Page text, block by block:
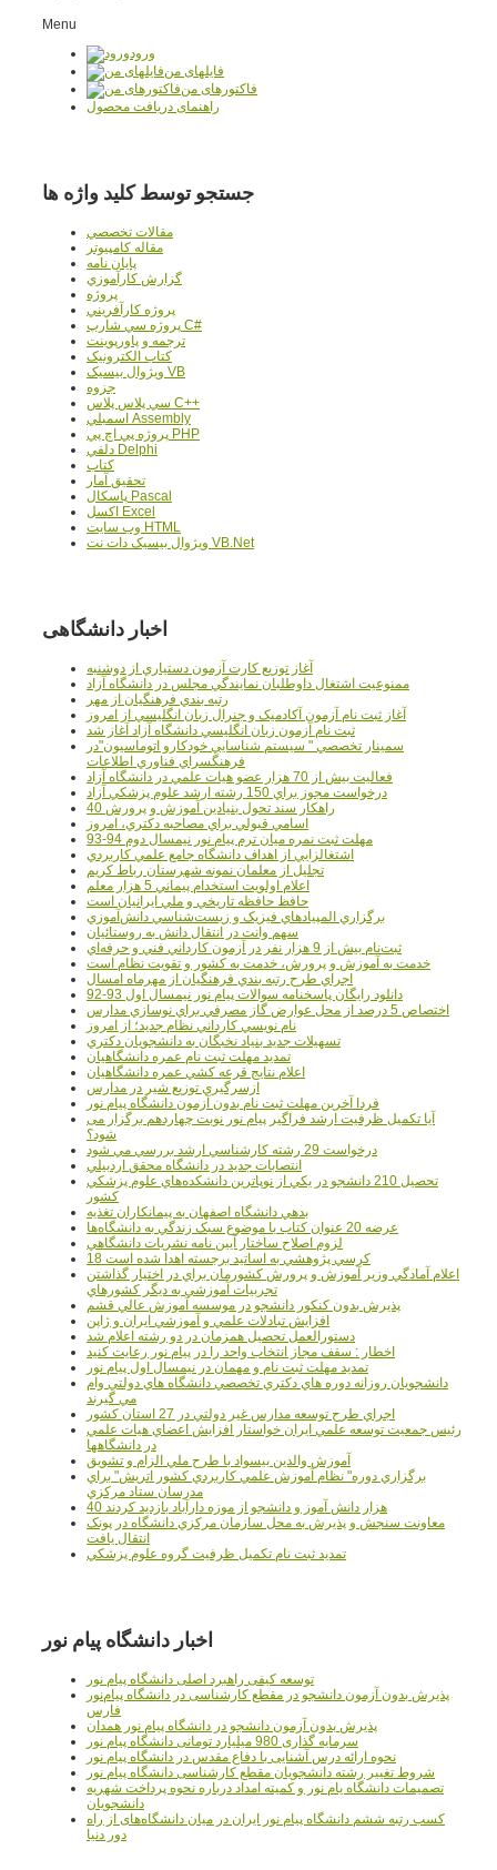
Menu
ورود
فایلهای من
فاکتورهای من
راهنمای دریافت محصول
جستجو توسط کلید واژه ها
مقالات تخصصي
مقاله کامپیوتر
پایان نامه
گزارش کارآموزي
پروژه
پروژه کارآفريني
پروژه سي شارپ C#
ترجمه و پاورپوينت
کتاب الکترونيک
ويژوال بيسيک VB
جزوه
سي پلاس پلاس C++
اسمبلي Assembly
پروژه پي اچ پي PHP
دلفي Delphi
کتاب
تحقيق آمار
پاسکال Pascal
اکسل Excel
وب سايت HTML
ويژوال بيسيک دات نت VB.Net
اخبار دانشگاهی
آغاز توزيع کارت آزمون دستياري از دوشنبه
ممنوعيت اشتغال داوطلبان نمايندگي مجلس در دانشگاه آزاد
رتبه بندي فرهنگيان از مهر
آغاز ثبت نام آزمون آکادميک و جنرال زبان انگليسي از امروز
ثبت نام آزمون زبان انگليسي دانشگاه آزاد آغاز شد
سمينار تخصصي " سيستم شناسايي خودکارو اتوماسيون"در
فرهنگسراي فناوري اطلاعات
فعاليت بيش از 70 هزار عضو هيات علمي در دانشگاه آزاد
درخواست مجوز براي 150 رشته ارشد علوم پزشکي آزاد
40 راهکار سند تحول بنيادين آموزش و پرورش
اسامي قبولي براي مصاحبه دکتري، امروز
مهلت ثبت نمره میان ترم پیام نور نیمسال دوم 94-93
اشتغالزايي از اهداف دانشگاه جامع علمي کاربردي
تجليل از معلمان نمونه شهرستان رباط کريم
اعلام اولويت استخدام پيماني 5 هزار معلم
حافظ حافظه تاريخي و ملي ايرانيان است
برگزاري المپيادهاي فيزيک و زيست‌شناسي دانش‌آموزي
سهم وانت در انتقال دانش به روستائيان
ثبت‌نام بيش از 9 هزار نفر در آزمون کارداني فني و حرفه‌اي
خدمت به آموزش و پرورش، خدمت به کشور و تقويت نظام است
اجراي طرح رتبه بندي فرهنگيان از مهرماه امسال
دانلود رایگان پاسخنامه سوالات پیام نور نیمسال اول 93-92
اختصاص 5 درصد از محل عوارض گاز مصرفي براي نوسازي مدارس
نام نويسي کارداني نظام جديد؛ از امروز
تسهيلات جديد بنياد نخبگان به دانشجويان دکتري
تمديد مهلت ثبت نام عمره دانشگاهيان
اعلام نتايج قرعه کشي عمره دانشگاهيان
ازسرگيري توزيع شير در مدارس
فردا آخرین مهلت ثبت نام بدون آزمون دانشگاه پیام نور
آیا تکمیل ظرفیت ارشد فراگیر پیام نور نوبت چهاردهم برگزار می
شود؟
درخواست 29 رشته کارشناسي ارشد بررسي مي شود
انتصابات جديد در دانشگاه محقق اردبيلي
تحصيل 210 دانشجو در يکي از نوپاترين دانشکده‌هاي علوم پزشکي
کشور
بدهي دانشگاه اصفهان به پيمانکاران تغذيه
عرضه 20 عنوان کتاب با موضوع سبک زندگي به دانشگاه‌ها
لزوم اصلاح ساختار آيين نامه نشريات دانشگاهي
18 کرسي پژوهشي به اساتيد برجسته اهدا شده است
اعلام آمادگي وزير آموزش و پرورش کشورمان براي در اختيار گذاشتن
تجربيات آموزشي به ديگر کشورهاي
پذيرش بدون کنکور دانشجو در موسسه آموزش عالي قشم
افزايش تبادلات علمي و آموزشي ايران و ژاپن
دستورالعمل تحصیل همزمان در دو رشته اعلام شد
اخطار : سقف مجاز انتخاب واحد را در پیام نور رعایت کنید
تمدید مهلت ثبت نام و مهمان در نیمسال اول پیام نور
دانشجويان روزانه دوره هاي دكتري تخصصي دانشگاه هاي دولتي وام
مي گيرند
اجراي طرح توسعه مدارس غير دولتي در 27 استان کشور
رئيس جمعيت توسعه علمي ايران خواستار افزايش اعضاي هيات علمي
در دانشگاهها
آموزش والدين بيسواد با طرح ملي الزام و تشويق
برگزاري دوره" نظام آموزش علمي كاربردي كشور اتريش" براي
مدرسان ستاد مرکزي
40 هزار دانش آموز و دانشجو از موزه دارآباد بازديد کردند
معاونت سنجش و پذيرش به محل سازمان مرکزي دانشگاه در پونک
انتقال يافت
تمديد ثبت نام تکميل ظرفيت گروه علوم پزشکي
اخبار دانشگاه پیام نور
توسعه کیفی راهبرد اصلی دانشگاه پیام نور
پذیرش بدون آزمون دانشجو در مقطع کارشناسی در دانشگاه پیام‌نور
فارس
پذیرش بدون آزمون دانشجو در دانشگاه پیام نور همدان
سرمایه گذاری 980 میلیارد تومانی دانشگاه پیام نور
نحوه ارائه درس آشنایی با دفاع مقدس در دانشگاه پیام نور
شروط تغییر رشته دانشجویان مقطع کارشناسی دانشگاه پیام نور
تصمیمات دانشگاه یام نور و کمیته امداد درباره نحوه پرداخت شهریه
دانشجویان
کسب رتبه ششم دانشگاه پیام نور ایران در میان دانشگاه‌های از راه
دور دنیا